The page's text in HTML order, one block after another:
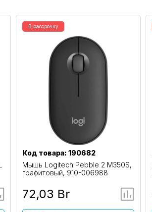
В рассрочку
Код товара: 190682
Мышь Logitech Pebble 2 M350S,
графитовый, 910-006988
72,03 Br